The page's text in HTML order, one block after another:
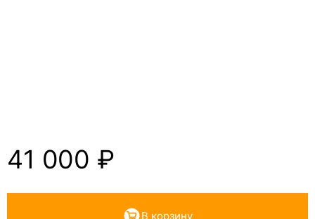
41 000 ₽
В корзину